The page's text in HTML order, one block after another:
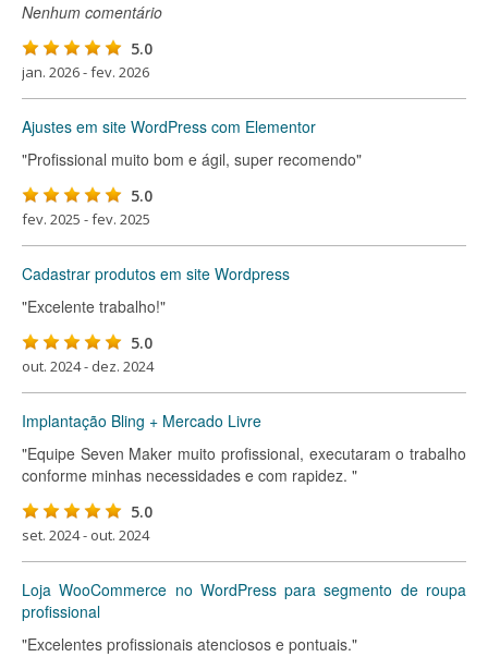
Nenhum comentário
5.0
jan. 2026 - fev. 2026
Ajustes em site WordPress com Elementor
"Profissional muito bom e ágil, super recomendo"
5.0
fev. 2025 - fev. 2025
Cadastrar produtos em site Wordpress
"Excelente trabalho!"
5.0
out. 2024 - dez. 2024
Implantação Bling + Mercado Livre
"Equipe Seven Maker muito profissional, executaram o trabalho
conforme minhas necessidades e com rapidez. "
5.0
set. 2024 - out. 2024
Loja WooCommerce no WordPress para segmento de roupa
profissional
"Excelentes profissionais atenciosos e pontuais."